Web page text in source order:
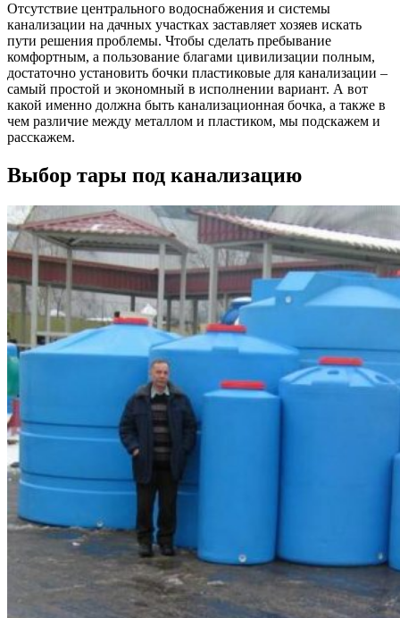
Отсутствие центрального водоснабжения и системы
канализации на дачных участках заставляет хозяев искать
пути решения проблемы. Чтобы сделать пребывание
комфортным, а пользование благами цивилизации полным,
достаточно установить бочки пластиковые для канализации –
самый простой и экономный в исполнении вариант. А вот
какой именно должна быть канализационная бочка, а также в
чем различие между металлом и пластиком, мы подскажем и
расскажем.
Выбор тары под канализацию